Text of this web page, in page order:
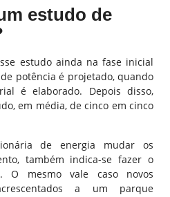
estudo de
estudo ainda na fase inicial
potência é projetado, quando
é elaborado. Depois disso,
em média, de cinco em cinco
de energia mudar os
também indica-se fazer o
O mesmo vale caso novos
a um parque